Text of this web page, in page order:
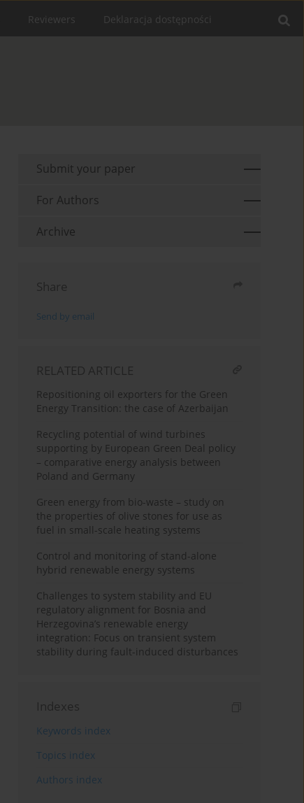
Reviewers Deklaracja dostępności
Submit your paper
For Authors
Archive
Share
Send by email
RELATED ARTICLE
Repositioning oil exporters for the Green
Energy Transition: the case of Azerbaijan
Recycling potential of wind turbines
supporting by European Green Deal policy
– comparative energy analysis between
Poland and Germany
Green energy from bio-waste – study on
the properties of olive stones for use as
fuel in small-scale heating systems
Control and monitoring of stand-alone
hybrid renewable energy systems
Challenges to system stability and EU
regulatory alignment for Bosnia and
Herzegovina’s renewable energy
integration: Focus on transient system
stability during fault-induced disturbances
Indexes
Keywords index
Topics index
Authors index